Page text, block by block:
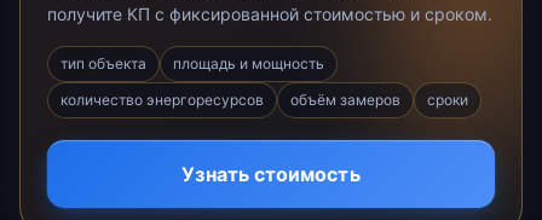
получите КП с фиксированной стоимостью и сроком.
тип объекта
площадь и мощность
количество энергоресурсов
объём замеров сроки
Узнать стоимость